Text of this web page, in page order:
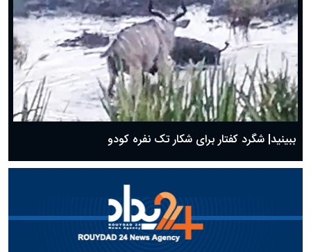
ببینید| شگرد کفتار برای شکار تک نفره کودو